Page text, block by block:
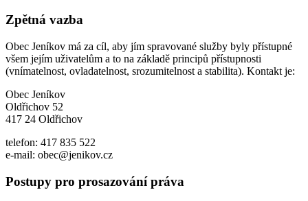
Zpětná vazba
Obec Jeníkov má za cíl, aby jím spravované služby byly přístupné
všem jejím uživatelům a to na základě principů přístupnosti
(vnímatelnost, ovladatelnost, srozumitelnost a stabilita). Kontakt je:
Obec Jeníkov
Oldřichov 52
417 24 Oldřichov
telefon: 417 835 522
e-mail: obec@jenikov.cz
Postupy pro prosazování práva